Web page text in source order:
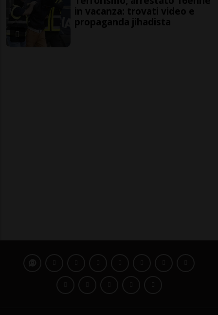
in vacanza: trovati video e
propaganda jihadista